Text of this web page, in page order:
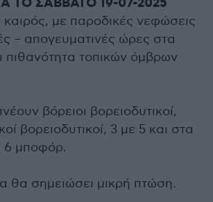
ΤΟ ΣΑΒΒΑΤΟ 19-07-2025
καιρός, με παροδικές νεφώσεις
– απογευματινές ώρες στα
πιθανότητα τοπικών όμβρων
βόρειοι βορειοδυτικοί,
βορειοδυτικοί, 3 με 5 και στα
6 μποφόρ.
θα σημειώσει μικρή πτώση.